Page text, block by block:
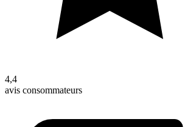
4,4
avis consommateurs